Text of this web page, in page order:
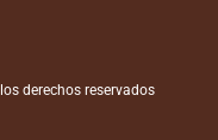
derechos reservados